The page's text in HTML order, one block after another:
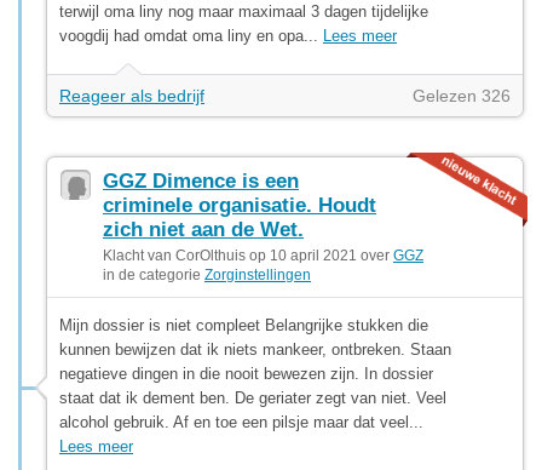
terwijl oma liny nog maar maximaal 3 dagen tijdelijke
voogdij had omdat oma liny en opa... Lees meer
Reageer als bedrijf Gelezen 326
GGZ Dimence is een
criminele organisatie. Houdt
zich niet aan de Wet.
Klacht van CorOlthuis op 10 april 2021 over GGZ
in de categorie Zorginstellingen
Mijn dossier is niet compleet Belangrijke stukken die
kunnen bewijzen dat ik niets mankeer, ontbreken. Staan
negatieve dingen in die nooit bewezen zijn. In dossier
staat dat ik dement ben. De geriater zegt van niet. Veel
alcohol gebruik. Af en toe een pilsje maar dat veel...
Lees meer